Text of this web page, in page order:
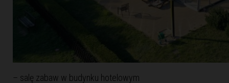
– salę zabaw w budynku hotelowym